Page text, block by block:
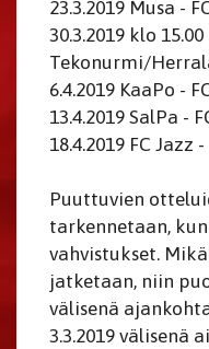
23.3.2019 Musa -
30.3.2019 klo
Tekonurmi/
6.4.2019 KaaPo -
13.4.2019 SalPa -
18.4.2019 FC Jazz
Puuttuvien
tarkennetaan,
vahvistukset.
jatketaan, niin
välisenä
3.3.2019 välisenä